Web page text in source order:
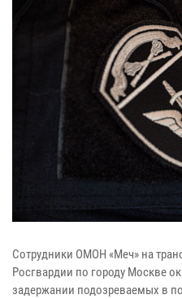
Сотрудники ОМОН «Меч» на
Росгвардии по городу Москве
задержании подозреваемых в